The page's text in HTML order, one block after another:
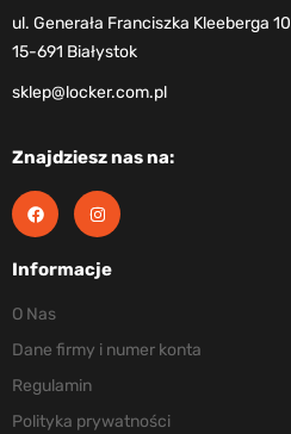
ul. Generała Franciszka Kleeberga 10
15-691 Białystok
sklep@locker.com.pl
Znajdziesz nas na:
Informacje
O Nas
Dane firmy i numer konta
Regulamin
Polityka prywatności